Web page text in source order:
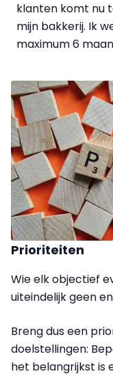
klanten komt nu
mijn bakkerij. Ik
maximum 6
Prioriteiten
Wie elk objectief
uiteindelijk geen
Breng dus een
doelstellingen:
het belangrijkst is